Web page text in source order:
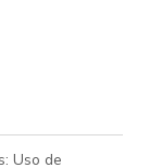
Uso de